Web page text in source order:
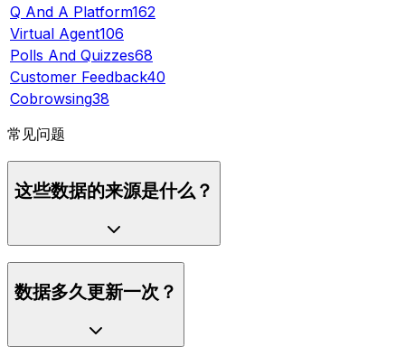
Q And A Platform162
Virtual Agent106
Polls And Quizzes68
Customer Feedback40
Cobrowsing38
常见问题
这些数据的来源是什么？
数据多久更新一次？